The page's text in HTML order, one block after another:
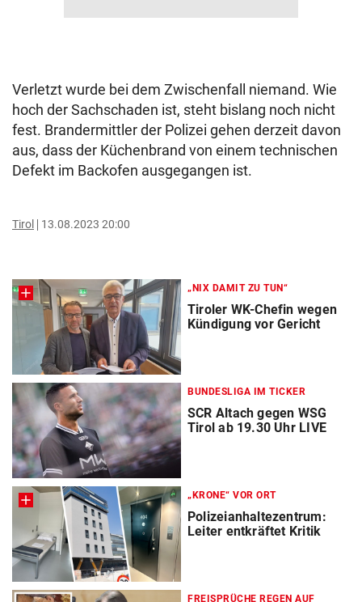
Verletzt wurde bei dem Zwischenfall niemand. Wie
hoch der Sachschaden ist, steht bislang noch nicht
fest. Brandermittler der Polizei gehen derzeit davon
aus, dass der Küchenbrand von einem technischen
Defekt im Backofen ausgegangen ist.
Tirol 13.08.2023 20:00
„NIX DAMIT ZU TUN“
Tiroler WK-Chefin wegen
Kündigung vor Gericht
BUNDESLIGA IM TICKER
SCR Altach gegen WSG
Tirol ab 19.30 Uhr LIVE
„KRONE“ VOR ORT
Polizeianhaltezentrum:
Leiter entkräftet Kritik
FREISPRÜCHE REGEN AUF